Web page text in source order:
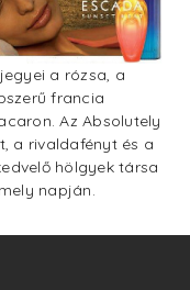
a rózsa, a
francia
Az Absolutely
a rivaldafényt és a
hölgyek társa
napján.